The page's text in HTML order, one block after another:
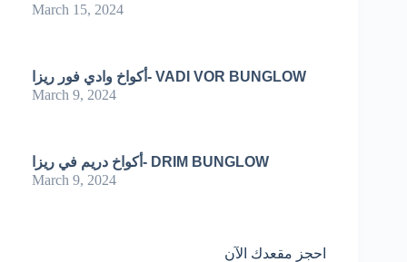
March 15, 2024
أكواخ وادي فور ريزا- VADI VOR BUNGLOW
March 9, 2024
أكواخ دريم في ريزا- DRIM BUNGLOW
March 9, 2024
احجز مقعدك الآن